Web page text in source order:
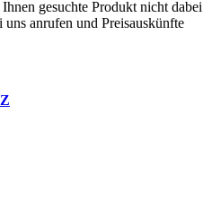
gesuchte Produkt nicht dabei
uns anrufen und Preisauskünfte